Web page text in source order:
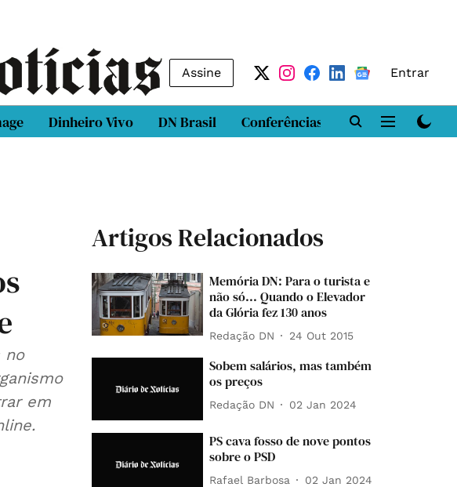
Assine Entrar
Dinheiro Vivo DN Brasil Conferências DN LAB
no
em
Artigos Relacionados
Memória DN: Para o turista e
não só... Quando o Elevador
da Glória fez 130 anos
Redação DN 24 Out 2015
Sobem salários, mas também
os preços
Redação DN 02 Jan 2024
PS cava fosso de nove pontos
sobre o PSD
Rafael Barbosa 02 Jan 2024